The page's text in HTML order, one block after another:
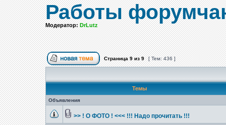
Работы
Модератор:DrLutz
Страница9из9 [ Тем: 436 ]
Темы
Объявления
>> ! О ФОТО ! <<< !!! Надо прочитать !!!